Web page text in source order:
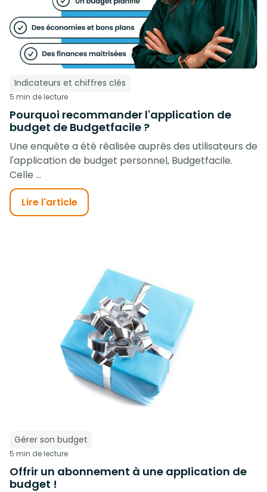
Indicateurs et chiffres clés
5 min de lecture
Pourquoi recommander l'application de
budget de Budgetfacile ?
Une enquête a été réalisée auprès des utilisateurs de
l'application de budget personnel, Budgetfacile.
Celle ...
Lire l'article
Gérer son budget
5 min de lecture
Offrir un abonnement à une application de
budget !